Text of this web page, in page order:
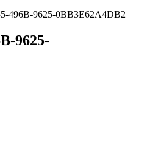
496B-9625-0BB3E62A4DB2
9625-